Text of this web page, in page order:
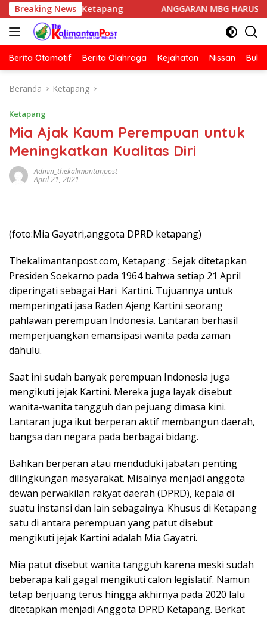
Langsung
ke
konten
Breaking News
Ketapang ANGGARAN MBG HARUS DIPISAHKAN
Berita Otomotif Berita Olahraga Kejahatan Nissan
Beranda Ketapang
Ketapang
Mia Ajak Kaum Perempuan untuk
Meningkatkan Kualitas Diri
Admin_thekalimantanpost
April 21, 2021
(foto:Mia Gayatri,anggota DPRD ketapang)
Thekalimantanpost.com, Ketapang : Sejak ditetapkan
Presiden Soekarno pada 1964 bahwa setiap 21 April
diperingati sebagai Hari Kartini. Tujuannya untuk
memperingati jasa Raden Ajeng Kartini seorang
pahlawan perempuan Indonesia. Lantaran berhasil
memperjuangkan emansipasi wanita pada zaman
dahulu.
Saat ini sudah banyak perempuan Indonesia juga
mengikuti jejak Kartini. Mereka juga layak disebut
wanita-wanita tangguh dan pejuang dimasa kini.
Lantaran juga ikut berperan aktif membangun daerah,
bangsa dan negara pada berbagai bidang.
Bahkan berperan atau menduduki jabatan penting
dilingkungan masyarakat. Misalnya menjadi anggota
dewan perwakilan rakyat daerah (DPRD), kepala di
suatu instansi dan lain sebagainya. Khusus di Ketapang
satu di antara perempuan yang patut disebut
mengikuti jejak Kartini adalah Mia Gayatri.
Mia patut disebut wanita tangguh karena meski sudah
beberapa kali gagal mengikuti calon legislatif. Namun
tetap berjuang terus hingga akhirnya pada 2020 lalu
ditetapkan menjadi Anggota DPRD Ketapang. Berkat